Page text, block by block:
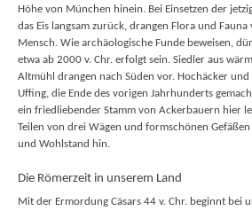
Höhe von München hinein. Bei Einsetzen der
das Eis langsam zurück, drangen Flora und
Mensch. Wie archäologische Funde beweisen,
etwa ab 2000 v. Chr. erfolgt sein. Siedler aus
Altmühl drangen nach Süden vor. Hochäcker
Uffing, die Ende des vorigen Jahrhunderts
ein friedliebender Stamm von Ackerbauern hier
Teilen von drei Wägen und formschönen
und Wohlstand hin.
Die Römerzeit in unserem Land
Mit der Ermordung Cäsars 44 v. Chr. beginnt bei